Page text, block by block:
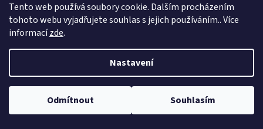
Tento web používá soubory cookie. Dalším procházením
tohoto webu vyjadřujete souhlas s jejich používáním.. Více
informacízde.
Nastavení
Odmítnout Souhlasím
+420774008578
Vytvořil Shoptet
Copyright 2026Lukscheiter E-SHOP . Všechna práva vyhrazena.